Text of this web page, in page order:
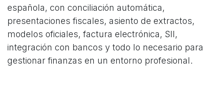
española, con conciliación automática,
presentaciones fiscales, asiento de extractos,
modelos oficiales, factura electrónica, SII,
integración con bancos y todo lo necesario para
gestionar finanzas en un entorno profesional.